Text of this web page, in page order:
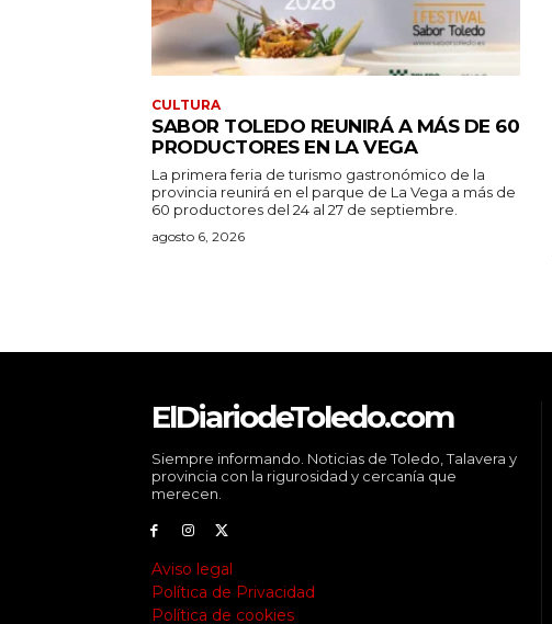
CULTURA
SABOR TOLEDO REUNIRÁ A MÁS DE 60
PRODUCTORES EN LA VEGA
La primera feria de turismo gastronómico de la
provincia reunirá en el parque de La Vega a más de
60 productores del 24 al 27 de septiembre.
agosto 6, 2026
ElDiariodeToledo.com
Siempre informando. Noticias de Toledo, Talavera y
provincia con la rigurosidad y cercanía que
merecen.
Aviso legal
Política de Privacidad
Política de cookies